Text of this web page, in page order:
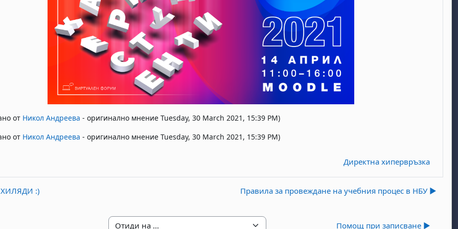
от Никол Андреева - оригинално мнение Tuesday, 30 March 2021, 15:39 PM)
от Никол Андреева - оригинално мнение Tuesday, 30 March 2021, 15:39 PM)
Директна хипервръзка
:) Правила за провеждане на учебния процес в НБУ ▶︎
Помощ при записване ▶︎